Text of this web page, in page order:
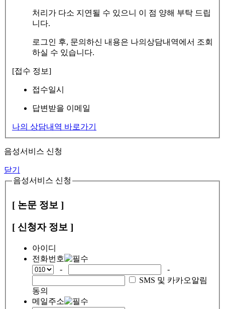
처리가 다소 지연될 수 있으니 이 점 양해 부탁 드립
니다.
로그인 후, 문의하신 내용은 나의상담내역에서 조회
하실 수 있습니다.
[접수 정보]
접수일시
답변받을 이메일
나의 상담내역 바로가기
음성서비스 신청
닫기
음성서비스 신청
[ 논문 정보 ]
[ 신청자 정보 ]
아이디
전화번호
-
-
SMS 및 카카오알림
동의
메일주소